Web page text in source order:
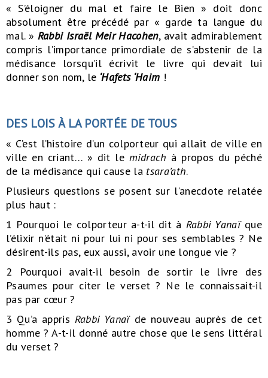
« S’éloigner du mal et faire le Bien » doit donc
absolument être précédé par « garde ta langue du
mal. » Rabbi Israël Meir Hacohen, avait admirablement
compris l’importance primordiale de s’abstenir de la
médisance lorsqu’il écrivit le livre qui devait lui
donner son nom, le ‘Hafets ‘Haim !
DES LOIS À LA PORTÉE DE TOUS
« C’est l’histoire d’un colporteur qui allait de ville en
ville en criant… » dit le midrach à propos du péché
de la médisance qui cause la tsara’ath.
Plusieurs questions se posent sur l’anecdote relatée
plus haut :
1 Pourquoi le colporteur a-t-il dit à Rabbi Yanaïque
l’élixir n’était ni pour lui ni pour ses semblables ? Ne
désirent-ils pas, eux aussi, avoir une longue vie ?
2 Pourquoi avait-il besoin de sortir le livre des
Psaumes pour citer le verset ? Ne le connaissait-il
pas par cœur ?
3 Qu’a appris Rabbi Yanaïde nouveau auprès de cet
homme ? A-t-il donné autre chose que le sens littéral
du verset ?